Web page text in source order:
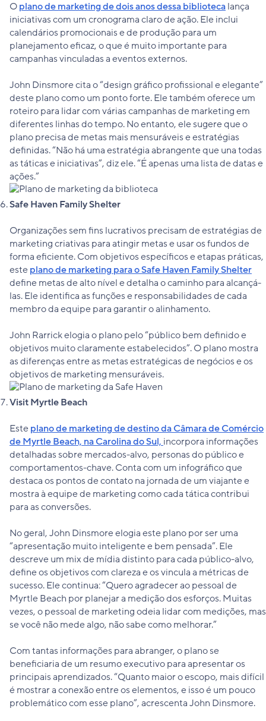
Oplano de marketing de dois anos dessa bibliotecalança
iniciativas com um cronograma claro de ação. Ele inclui
calendários promocionais e de produção para um
planejamento eficaz, o que é muito importante para
campanhas vinculadas a eventos externos.
John Dinsmore cita o “design gráfico profissional e elegante”
deste plano como um ponto forte. Ele também oferece um
roteiro para lidar com várias campanhas de marketing em
diferentes linhas do tempo. No entanto, ele sugere que o
plano precisa de metas mais mensuráveis e estratégias
definidas. “Não há uma estratégia abrangente que una todas
as táticas e iniciativas”, diz ele. “É apenas uma lista de datas e
ações.”
Safe Haven Family Shelter
Organizações sem fins lucrativos precisam de estratégias de
marketing criativas para atingir metas e usar os fundos de
forma eficiente. Com objetivos específicos e etapas práticas,
esteplano de marketing para o Safe Haven Family Shelter
define metas de alto nível e detalha o caminho para alcançá-
las. Ele identifica as funções e responsabilidades de cada
membro da equipe para garantir o alinhamento.
John Rarrick elogia o plano pelo “público bem definido e
objetivos muito claramente estabelecidos”. O plano mostra
as diferenças entre as metas estratégicas de negócios e os
objetivos de marketing mensuráveis.
Visit Myrtle Beach
Esteplano de marketing de destino da Câmara de Comércio
de Myrtle Beach, na Carolina do Sul, incorpora informações
detalhadas sobre mercados-alvo, personas do público e
comportamentos-chave. Conta com um infográfico que
destaca os pontos de contato na jornada de um viajante e
mostra à equipe de marketing como cada tática contribui
para as conversões.
No geral, John Dinsmore elogia este plano por ser uma
“apresentação muito inteligente e bem pensada”. Ele
descreve um mix de mídia distinto para cada público-alvo,
define os objetivos com clareza e os vincula a métricas de
sucesso. Ele continua: “Quero agradecer ao pessoal de
Myrtle Beach por planejar a medição dos esforços. Muitas
vezes, o pessoal de marketing odeia lidar com medições, mas
se você não mede algo, não sabe como melhorar.”
Com tantas informações para abranger, o plano se
beneficiaria de um resumo executivo para apresentar os
principais aprendizados. “Quanto maior o escopo, mais difícil
é mostrar a conexão entre os elementos, e isso é um pouco
problemático com esse plano”, acrescenta John Dinsmore.